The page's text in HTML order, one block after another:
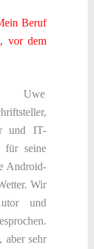
Beruf
vor dem
Uwe
und IT-
für seine
Android-
Wir
und
aber sehr